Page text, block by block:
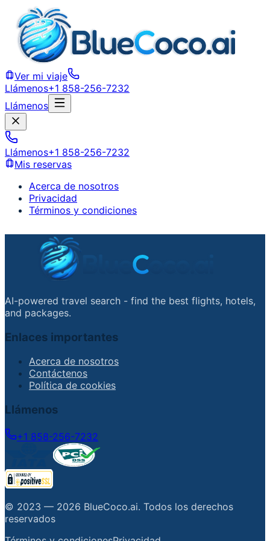
Ver mi viaje
Llámenos+1 858-256-7232
Llámenos
Llámenos+1 858-256-7232
Mis reservas
Acerca de nosotros
Privacidad
Términos y condiciones
AI-powered travel search - find the best flights, hotels,
and packages.
Enlaces importantes
Acerca de nosotros
Contáctenos
Política de cookies
Llámenos
+1 858-256-7232
© 2023 — 2026 BlueCoco.ai. Todos los derechos
reservados